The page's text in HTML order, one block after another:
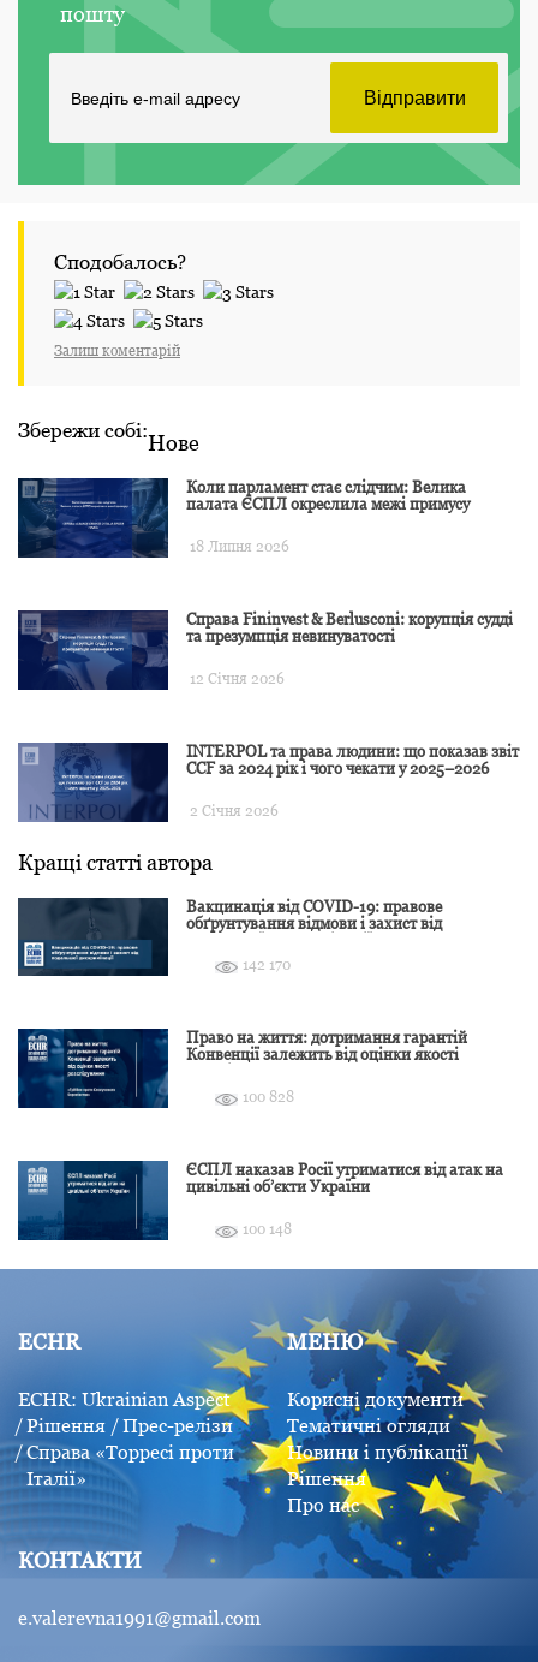
пошту
Сподобалось?
Залиш коментарій
Збережи собі:Нове
Коли парламент стає слідчим: Велика
палата ЄСПЛ окреслила межі примусу
18 Липня 2026
Справа Fininvest & Berlusconi: корупція судді
та презумпція невинуватості
12 Січня 2026
INTERPOL та права людини: що показав звіт
CCF за 2024 рік і чого чекати у 2025–2026
2 Січня 2026
Кращі статті автора
Вакцинація від COVID-19: правове
обґрунтування відмови і захист від
142 170
Право на життя: дотримання гарантій
Конвенції залежить від оцінки якості
100 828
ЄСПЛ наказав Росії утриматися від атак на
цивільні об’єкти України
100 148
ECHR
ECHR: Ukrainian Aspect
Рішення
Прес-релізи
Справа «Торресі проти
Італії»
МЕНЮ
Корисні документи
Тематичні огляди
Новини і публікації
Рішення
Про нас
КОНТАКТИ
e.valerevna1991@gmail.com